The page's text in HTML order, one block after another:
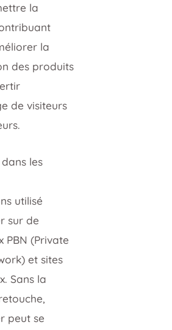
la
la
des produits
de visiteurs
les
utilisé
sur de
PBN (Private
et sites
Sans la
peut se